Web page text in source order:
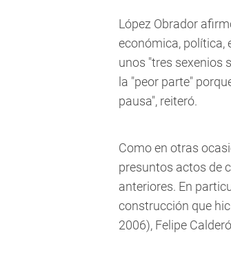
López Obrador
económica, política,
unos "tres sexenios
la "peor parte"
pausa", reiteró.
Como en otras
presuntos actos de
anteriores. En
construcción que
2006), Felipe